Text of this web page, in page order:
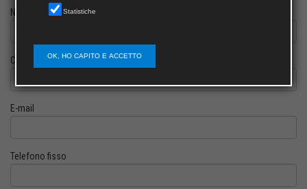
Nome
Cognome
E-mail
Telefono fisso
Statistiche
OK, HO CAPITO E ACCETTO